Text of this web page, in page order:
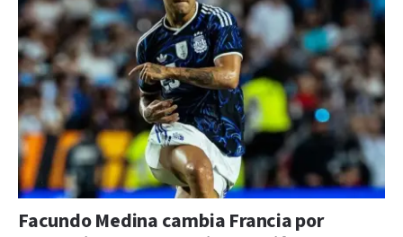
Facundo Medina cambia Francia por